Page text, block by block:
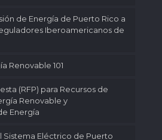
de Energía de Puerto Rico a
Iberoamericanos de
Renovable 101
(RFP) para Recursos de
Renovable y
Energía
Sistema Eléctrico de Puerto